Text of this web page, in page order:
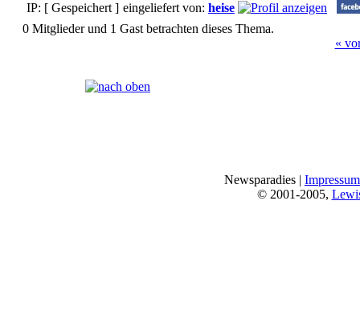
IP: [ Gespeichert ] eingeliefert von: heise
0 Mitglieder und 1 Gast betrachten dieses Thema.
«
Newsparadies | Impressum
© 2001-2005,